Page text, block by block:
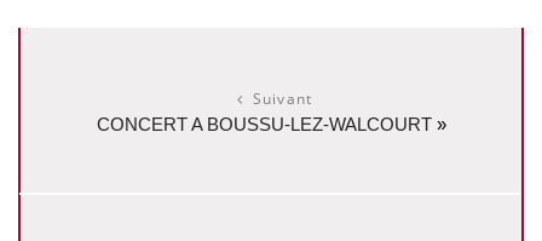
Suivant
CONCERT A BOUSSU-LEZ-WALCOURT»